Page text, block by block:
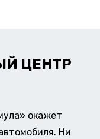
ЦЕНТР
окажет
Ни